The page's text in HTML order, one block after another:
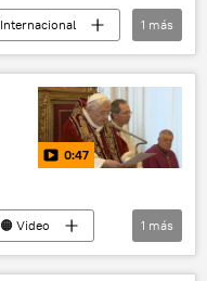
Internacional
1 más
0:47
🟠 Video
1 más